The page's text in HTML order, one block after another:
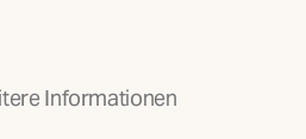
Informationen